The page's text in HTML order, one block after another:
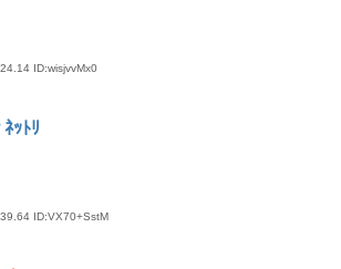
ID:wisjvvMx0
ｯﾄﾘ
ID:VX70+SstM